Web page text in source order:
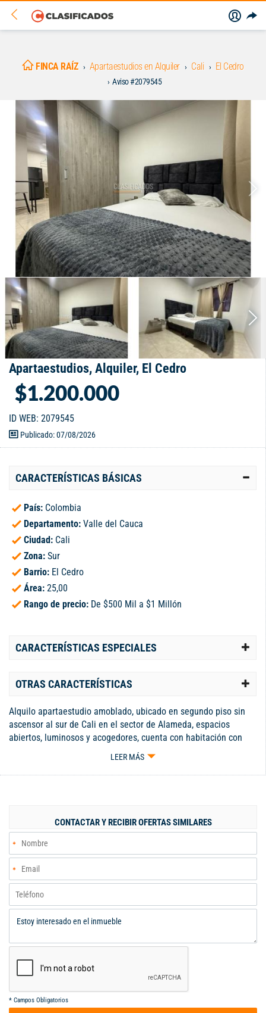
FINCA RAÍZ Apartaestudios en Alquiler Cali El Cedro
Aviso #2079545
Apartaestudios, Alquiler, El Cedro
$1.200.000
ID WEB: 2079545
Publicado: 07/08/2026
CARACTERÍSTICAS BÁSICAS
País: Colombia
Departamento: Valle del Cauca
Ciudad: Cali
Zona: Sur
Barrio: El Cedro
Área: 25,00
Rango de precio: De $500 Mil a $1 Millón
CARACTERÍSTICAS ESPECIALES
OTRAS CARACTERÍSTICAS
Alquilo apartaestudio amoblado, ubicado en segundo piso sin
ascensor al sur de Cali en el sector de Alameda, espacios
abiertos, luminosos y acogedores, cuenta con habitación con
closet, baño y cocineta, servicios públicos incluidos, se permite
comerciales, vías principales, clínicas, parques, colegios,
LEER MÁS
CONTACTAR Y RECIBIR OFERTAS SIMILARES
* Campos Obligatorios